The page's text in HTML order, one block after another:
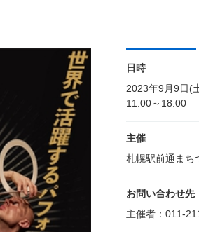
日時
2023年9月9日(
11:00～18:00
主催
札幌駅前通まち
お問い合わせ先
主催者：011-